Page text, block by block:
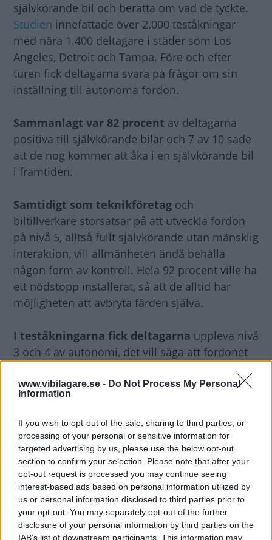
www.vibilagare.se - Do Not Process My Personal
Information
If you wish to opt-out of the sale, sharing to third parties, or
processing of your personal or sensitive information for
targeted advertising by us, please use the below opt-out
section to confirm your selection. Please note that after your
opt-out request is processed you may continue seeing
interest-based ads based on personal information utilized by
us or personal information disclosed to third parties prior to
your opt-out. You may separately opt-out of the further
disclosure of your personal information by third parties on the
IAB’s list of downstream participants. This information may
självkörande bil och berätta om vad de tyckte.
Studien innefattade över 2.000 teståkningar
med nära 1.400 deltagare i städer som Los
Angeles, Detroit och Tampa. Före och efter
turen fick deltagarna svara på frågor om sin
inställning till autonoma fordon.
Sammanlagt var 82 procent av deltagarna
positiva till självkörande bilar och 7 av 10 sade
att de nog kommer att åka i en självkörande bil
i framtiden.
Samtidigt som teknikföretag och
biltillverkare storsatsar på att utveckla fordon
på nivå 5, alltså fullt självkörande utan mänsklig
interaktion, vill allmänheten ändå behålla
någon form av kontroll. Hela 92 procent ville ha
ett nödstopp installerat, så att de alltid har
möjligheten att avbryta färden själva.
I teståkningarna fick deltagarna uppleva nivå
3 och 4 av autonomi, det vill säga att fordonet
acceleration, start och stopp på egen hand.
Diskutera
: Vad tycker du om självkörande
bilar?
NIVÅER PÅ AUTONOMA BILAR
Nivå 0: Ingen automation.